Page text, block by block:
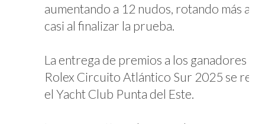
aumentando a 12 nudos, rotando más al
casi al finalizar la prueba.
La entrega de premios a los ganadores
Rolex Circuito Atlántico Sur 2025 se
el Yacht Club Punta del Este.